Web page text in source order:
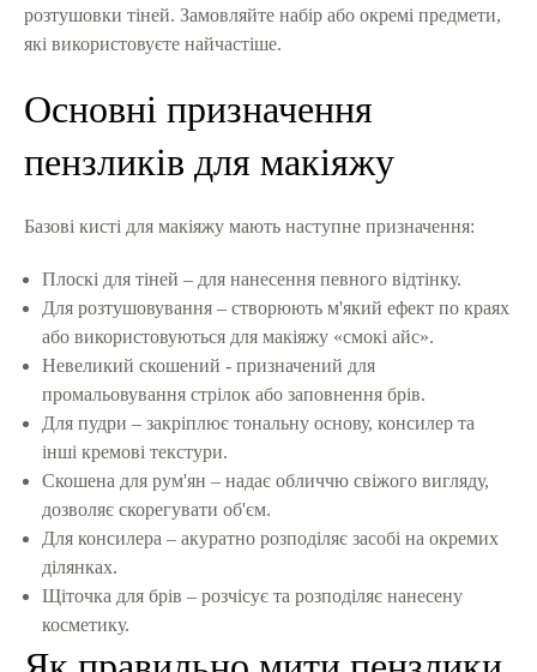
розтушовки тіней. Замовляйте набір або окремі предмети,
які використовуєте найчастіше.
Основні призначення
пензликів для макіяжу
Базові кисті для макіяжу мають наступне призначення:
Плоскі для тіней – для нанесення певного відтінку.
Для розтушовування – створюють м'який ефект по краях
або використовуються для макіяжу «смокі айс».
Невеликий скошений - призначений для
промальовування стрілок або заповнення брів.
Для пудри – закріплює тональну основу, консилер та
інші кремові текстури.
Скошена для рум'ян – надає обличчю свіжого вигляду,
дозволяє скорегувати об'єм.
Для консилера – акуратно розподіляє засобі на окремих
ділянках.
Щіточка для брів – розчісує та розподіляє нанесену
косметику.